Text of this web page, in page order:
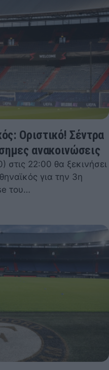
Οριστικό! Σέντρα
ανακοινώσεις
στις 22:00 θα ξεκινήσει
για την 3η
του…